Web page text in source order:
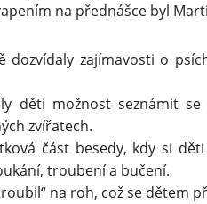
na přednášce byl
dozvídaly zajímavosti o
děti možnost seznámit
zvířatech.
část besedy, kdy si
troubení a bučení.
na roh, což se dětem